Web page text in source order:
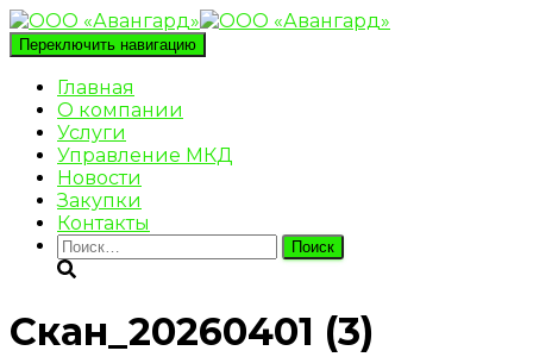
Переключить навигацию
Главная
О компании
Услуги
Управление МКД
Новости
Закупки
Контакты
Найти:
Скан_20260401 (3)